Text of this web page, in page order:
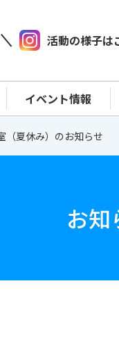
本ユニセフ
活動の様子は
イベント情報
（夏休み）のお知らせ
お知